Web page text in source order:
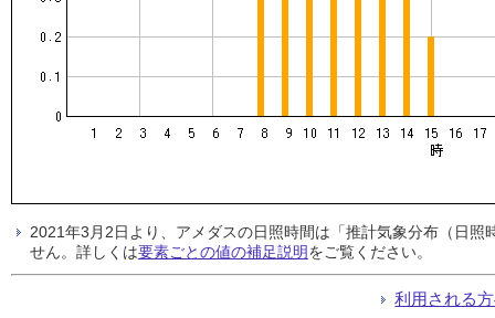
2021年3月2日より、アメダスの日照時間は「推計気象分布（日
せん。詳しくは要素ごとの値の補足説明をご覧ください。
利用される